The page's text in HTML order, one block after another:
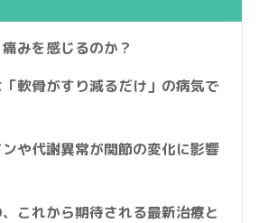
みを感じるのか？
軟骨がすり減るだけ」の病気で
や代謝異常が関節の変化に影響
これから期待される最新治療と